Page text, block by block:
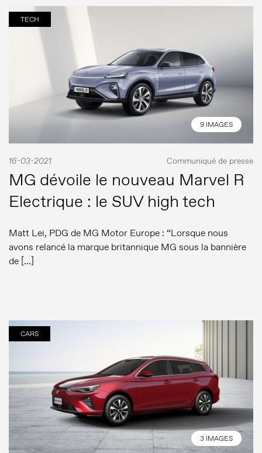
TECH
9 IMAGES
16-03-2021 Communiqué de presse
MG dévoile le nouveau Marvel R
Electrique : le SUV high tech
Matt Lei, PDG de MG Motor Europe : “Lorsque nous
avons relancé la marque britannique MG sous la bannière
de […]
CARS
3 IMAGES